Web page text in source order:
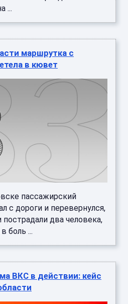
...
маршрутка с
в кювет
пассажирский
с дороги и перевернулся,
пострадали два человека,
боль ...
ВКС в действии: кейс